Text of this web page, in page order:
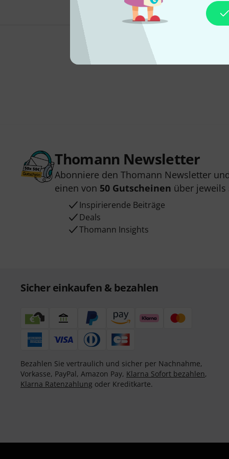
Thomann Newsletter
Abonniere den Thomann Newsletter
einen von 50 Gutscheinen über jeweils
Inspirierende Beiträge
Deals
Thomann Insights
Sicher einkaufen & bezahlen
Bezahlen Sie vertraulich und sicher per Nachnahme,
Vorkasse, PayPal, Amazon Pay, Klarna Sofort bezahlen,
Klarna Ratenzahlung oder Kreditkarte.